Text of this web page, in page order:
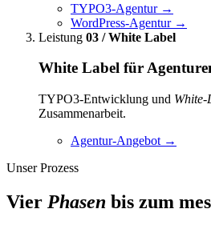
TYPO3-Agentur →
WordPress-Agentur →
Leistung 03 / White Label
White Label für
TYPO3-Entwicklung und White-
Zusammenarbeit.
Agentur-Angebot →
Unser Prozess
Vier Phasen bis zum